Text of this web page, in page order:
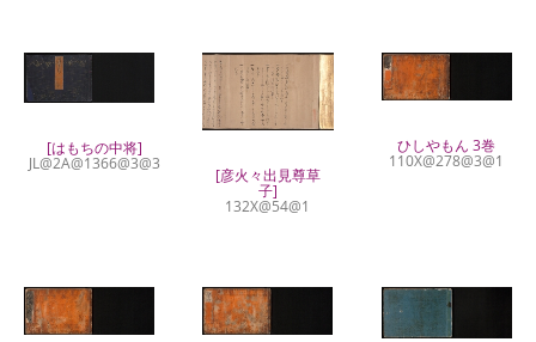
[はもちの中将]
JL@2A@1366@3@3
[彦火々出見尊草
子]
132X@54@1
ひしやもん 3巻
110X@278@3@1